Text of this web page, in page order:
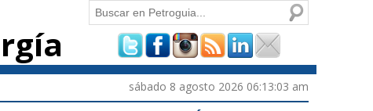
Formulario de
búsqueda
Buscar
sábado 8 agosto 2026 06:13:03 am